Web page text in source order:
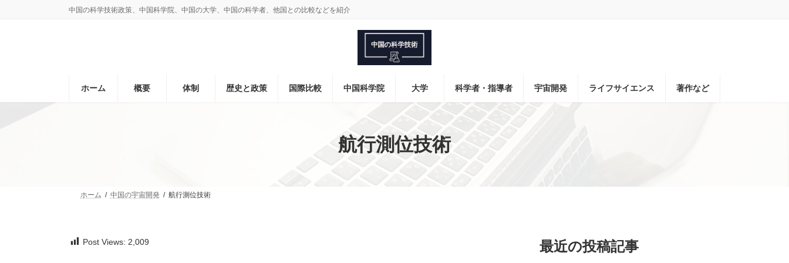
ッ
移
中国の科学技術政策、中国科学院、中国の大学、中国の科学者、他国との比較などを紹介
ホーム 概要 体制 歴史と政策 国際比較 中国科学院 大学 科学者・指導者 宇宙開発 ライフサイエンス 著作など
航行測位技術
ホーム 中国の宇宙開発 航行測位技術
Post Views: 2,009 最近の投稿記事